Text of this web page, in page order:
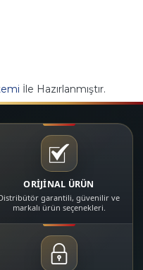
İle Hazırlanmıştır.
ORİJİNAL ÜRÜN
garantili, güvenilir ve
markalı ürün seçenekleri.